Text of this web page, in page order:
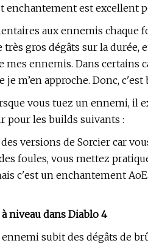
est excellent
aux ennemis chaque
gros dégâts sur la
ennemis. Dans certains
m’en approche. Donc, c'est
vous tuez un ennemi, il
pour les builds suivants :
versions de Sorcier car
foules, vous mettez
c'est un enchantement
niveau dans Diablo 4
subit des dégâts de